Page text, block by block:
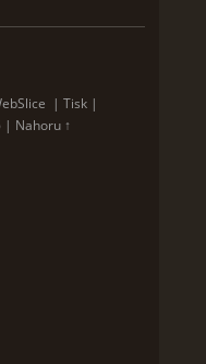
| Tisk |
| Nahoru ↑